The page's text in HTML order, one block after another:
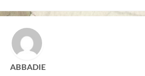
ABBADIE